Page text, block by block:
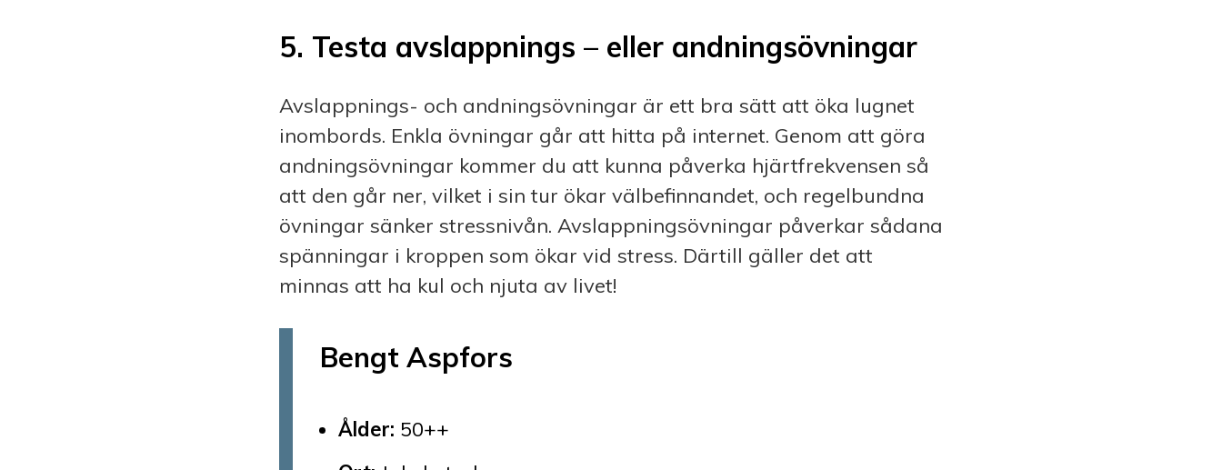
5. Testa avslappnings – eller andnings­övningar
Avslappnings- och and­nings­övningar är ett bra sätt att öka lugnet
inombords. Enkla övningar går att hitta på internet. Genom att göra
andningsövningar kommer du att kunna påverka hjärt­frekvensen så
att den går ner, vilket i sin tur ökar välbefinnandet, och regelbundna
övningar sänker stress­nivån. Avslappnings­övningar påverkar sådana
spänningar i kroppen som ökar vid stress. Därtill gäller det att
minnas att ha kul och njuta av livet!
Bengt Aspfors
Ålder: 50++